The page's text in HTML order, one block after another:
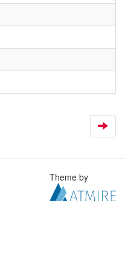
Theme by